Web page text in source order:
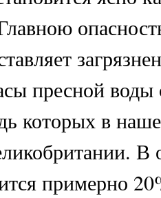
пресной воды
которых в
В
примерно